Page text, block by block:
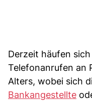
Derzeit häufen
Telefonanrufen an
Alters, wobei sich
Bankangestellte